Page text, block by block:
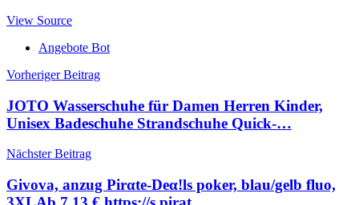
View Source
Angebote Bot
Beitragsnavigation
Vorheriger Beitrag
JOTO Wasserschuhe für Damen Herren Kinder,
Unisex Badeschuhe Strandschuhe Quick-…
Nächster Beitrag
Givova, anzug Pirαtе-Dеα!ls poker, blau/gelb fluo,